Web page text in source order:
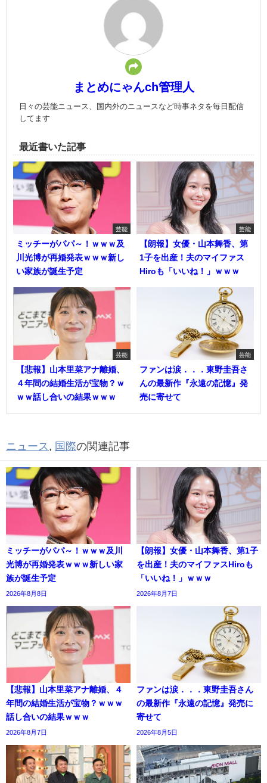
まとめにゃんch管理人
日々の芸能ニュース、国内外のニュースなど時事ネタを毎日配信
してます
最近書いた記事
芸能
ミッチーがパパ～！ｗｗｗ及
川光博が再婚発表ｗｗｗ新し
い家族が誕生予定
芸能
【朗報】女優・山本舞香、第
1子を出産！夫のマイファス
Hiroも「いいね！」ｗｗｗ
芸能
【悲報】山本里菜アナ離婚、
４年間の結婚生活が宝物？ｗ
ｗｗ話し合いの結果ｗｗｗ
芸能
ファンは涙．．．東野圭吾さ
んの最新作『永遠の記憶』発
売に寄せて
ニュース , 国際の関連記事
ミッチーがパパ～！ｗｗｗ及川
光博が再婚発表ｗｗｗ新しい家
族が誕生予定
2026年8月8日
【朗報】女優・山本舞香、第1子
を出産！夫のマイファスHiroも
「いいね！」ｗｗｗ
2026年8月7日
【悲報】山本里菜アナ離婚、４
年間の結婚生活が宝物？ｗｗｗ
話し合いの結果ｗｗｗ
2026年8月7日
ファンは涙．．．東野圭吾さん
の最新作『永遠の記憶』発売に
寄せて
2026年8月5日